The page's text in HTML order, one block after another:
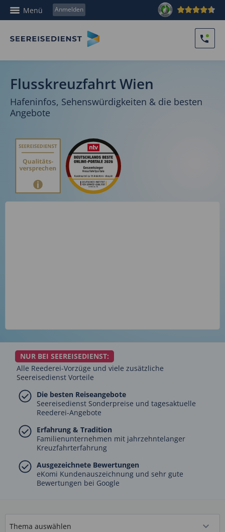
Menü Anmelden
Flusskreuzfahrt Wien
Hafeninfos, Sehenswürdigkeiten & die besten
Angebote
NUR BEI SEEREISEDIENST:
Alle Reederei-Vorzüge und viele zusätzliche
Seereisedienst Vorteile
Die besten Reiseangebote
Seereisedienst Sonderpreise und tagesaktuelle
Reederei-Angebote
Erfahrung & Tradition
Familienunternehmen mit jahrzehntelanger
Kreuzfahrterfahrung
Ausgezeichnete Bewertungen
eKomi Kundenauszeichnung und sehr gute
Bewertungen bei Google